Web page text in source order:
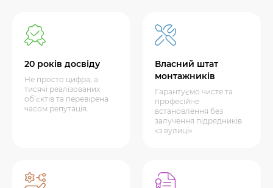
20 років досвіду
Не просто цифра, а
тисячі реалізованих
об’єктів та перевірена
часом репутація.
Власний штат
монтажників
Гарантуємо чисте та
професійне
встановлення без
залучення підрядників
«з вулиці»